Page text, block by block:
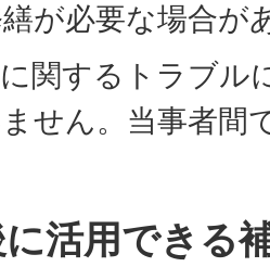
が必要な場合が
に関するトラブル
せん。当事者間
活用できる